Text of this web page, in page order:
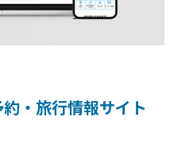
・旅行情報サイト